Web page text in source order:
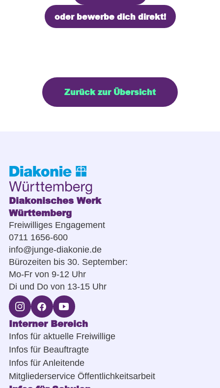
Stelle finden
oder bewerbe dich direkt!
Zurück zur Übersicht
Diakonisches Werk
Württemberg
Freiwilliges Engagement
0711 1656-600
info@junge-diakonie.de
Bürozeiten bis 30. September:
Mo-Fr von 9-12 Uhr
Di und Do von 13-15 Uhr
Interner Bereich
Infos für aktuelle Freiwillige
Infos für Beauftragte
Infos für Anleitende
Mitgliederservice Öffentlichkeitsarbeit